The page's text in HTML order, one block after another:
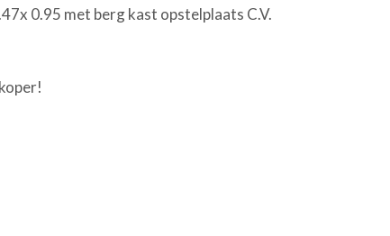
0.95 met berg kast opstelplaats C.V.